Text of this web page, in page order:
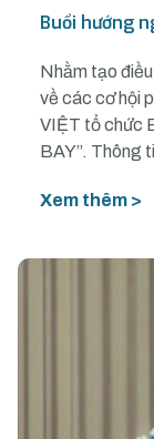
Buổi hướng
Nhằm tạo
về các cơ hội
VIỆT tổ chức
BAY”. Thông
Xem thêm >